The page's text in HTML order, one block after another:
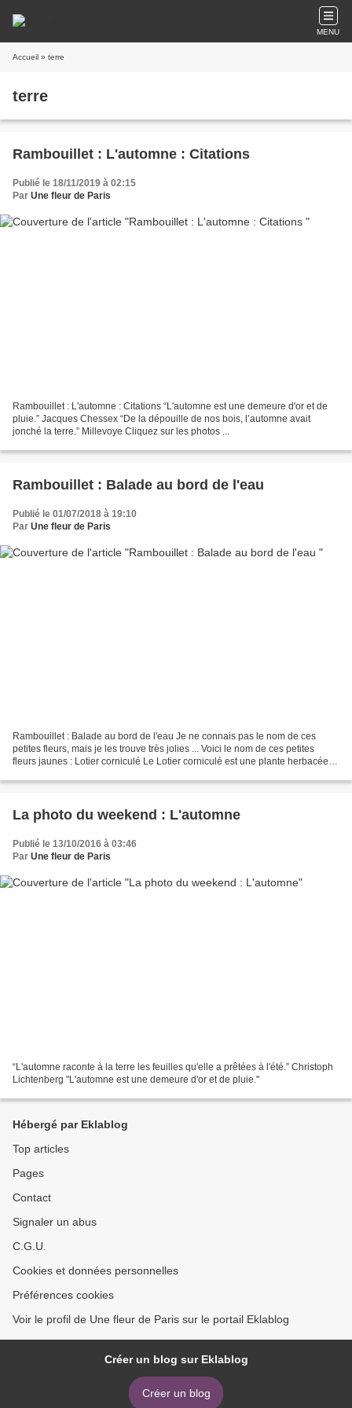
MENU
Accueil » terre
terre
Rambouillet : L'automne : Citations
Publié le 18/11/2019 à 02:15
Par Une fleur de Paris
Rambouillet : L'automne : Citations “L'automne est une demeure d'or et de
pluie.” Jacques Chessex “De la dépouille de nos bois, l’automne avait
jonché la terre.” Millevoye Cliquez sur les photos ...
Rambouillet : Balade au bord de l'eau
Publié le 01/07/2018 à 19:10
Par Une fleur de Paris
Rambouillet : Balade au bord de l'eau Je ne connais pas le nom de ces
petites fleurs, mais je les trouve très jolies ... Voici le nom de ces petites
fleurs jaunes : Lotier corniculé Le Lotier corniculé est une plante herbacée
La photo du weekend : L'automne
Publié le 13/10/2016 à 03:46
Par Une fleur de Paris
“L'automne raconte à la terre les feuilles qu'elle a prêtées à l'été.” Christoph
Lichtenberg "L'automne est une demeure d'or et de pluie."
Hébergé par Eklablog
Top articles
Pages
Contact
Signaler un abus
C.G.U.
Cookies et données personnelles
Préférences cookies
Voir le profil de Une fleur de Paris sur le portail Eklablog
Créer un blog sur Eklablog
Créer un blog